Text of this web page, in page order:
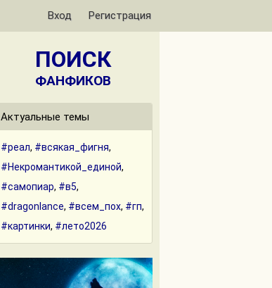
Вход Регистрация
ПОИСК
ФАНФИКОВ
Актуальные темы
#реал, #всякая_фигня,
#Некромантикой_единой,
#самопиар, #в5,
#dragonlance, #всем_пох, #гп,
#картинки, #лето2026